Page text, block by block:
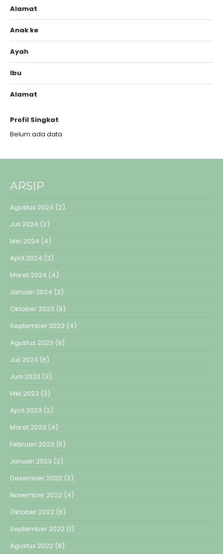
Alamat
Anak ke
Ayah
Ibu
Alamat
Profil Singkat
Belum ada data
ARSIP
Agustus 2024 (2)
Juli 2024 (2)
Mei 2024 (4)
April 2024 (3)
Maret 2024 (4)
Januari 2024 (2)
Oktober 2023 (8)
September 2023 (4)
Agustus 2023 (9)
Juli 2023 (6)
Juni 2023 (3)
Mei 2023 (3)
April 2023 (2)
Maret 2023 (4)
Februari 2023 (5)
Januari 2023 (2)
Desember 2022 (2)
November 2022 (4)
Oktober 2022 (6)
September 2022 (1)
Agustus 2022 (9)